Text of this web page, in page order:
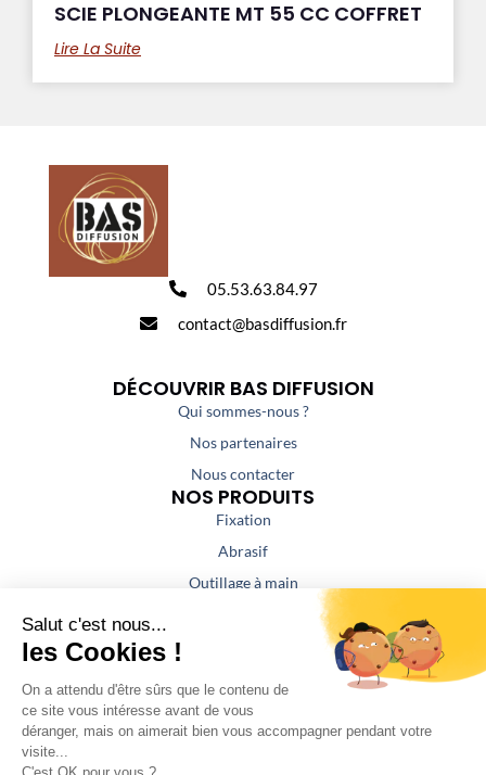
SCIE PLONGEANTE MT 55 CC COFFRET
Lire La Suite
05.53.63.84.97
contact@basdiffusion.fr
DÉCOUVRIR BAS DIFFUSION
Qui sommes-nous ?
Nos partenaires
Nous contacter
NOS PRODUITS
Fixation
Abrasif
Outillage à main
NOS PRESTATIONS
Aspiration / Air comprimé